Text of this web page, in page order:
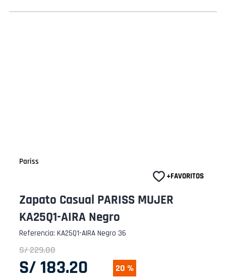
Pariss
Zapato Casual PARISS MUJER
KA25Q1-AIRA Negro
Referencia: KA25Q1-AIRA Negro 36
S/229.00
S/ 183.20 20 %